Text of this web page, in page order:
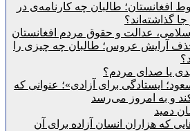
طالبان چه کارنامه‌ی در
و حقوق مردم افغانستان
عروس؛ طالبان چه چیزی را
صدای مردم؟
برای آزادی»؛ عنوانی که
امروز می‌رسد
هزاران انسان آزاده برای آن